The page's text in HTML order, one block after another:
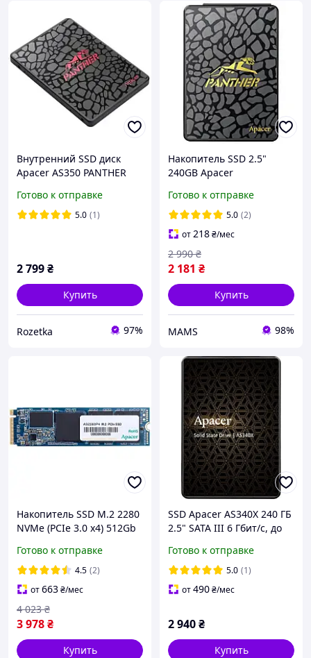
Внутренний SSD диск
Apacer AS350 PANTHER
Готово к отправке
5.0 (1)
2 799₴
Купить
Rozetka 97%
Накопитель SSD 2.5"
240GB Apacer
(n50517)
Готово к отправке
5.0 (2)
от218₴/мес
2 181 ₴
2 990 ₴
Купить
MAMS 98%
Накопитель SSD M.2 2280
NVMe (PCIe 3.0 x4) 512Gb
(AP512GAS2280P4-1) TLC
R2100MBs W1500MBs
Готово к отправке
4.5 (2)
от663₴/мес
3 978₴
4 023 ₴
Купить
SSD Apacer AS340X 240 ГБ
2.5" SATA III 6 Гбит/с, до
внутренний SSD для
ноутбука и ПК
Готово к отправке
5.0 (1)
от490₴/мес
2 940₴
Купить